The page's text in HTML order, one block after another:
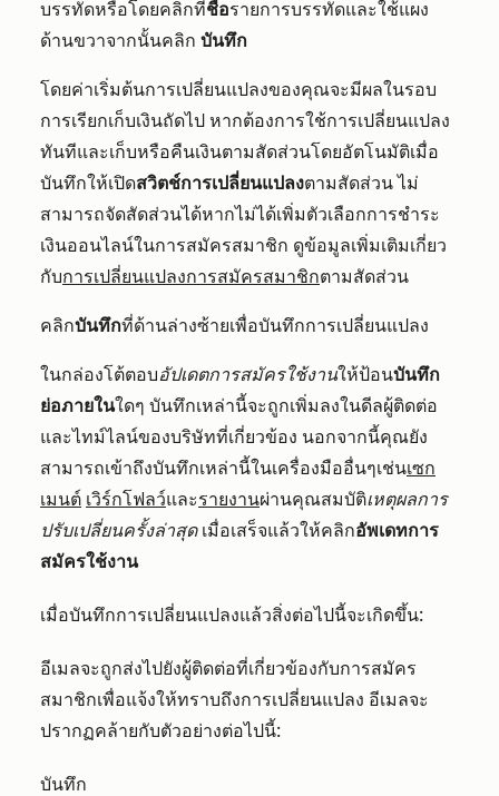
บรรทัดหรือโดยคลิกที่ชื่อรายการบรรทัดและใช้แผง
ด้านขวาจากนั้นคลิก บันทึก
โดยค่าเริ่มต้นการเปลี่ยนแปลงของคุณจะมีผลในรอบ
การเรียกเก็บเงินถัดไป หากต้องการใช้การเปลี่ยนแปลง
ทันทีและเก็บหรือคืนเงินตามสัดส่วนโดยอัตโนมัติเมื่อ
บันทึกให้เปิดสวิตช์การเปลี่ยนแปลงตามสัดส่วน ไม่
สามารถจัดสัดส่วนได้หากไม่ได้เพิ่มตัวเลือกการชำระ
เงินออนไลน์ในการสมัครสมาชิก ดูข้อมูลเพิ่มเติมเกี่ยว
กับการเปลี่ยนแปลงการสมัครสมาชิกตามสัดส่วน
คลิกบันทึกที่ด้านล่างซ้ายเพื่อบันทึกการเปลี่ยนแปลง
ในกล่องโต้ตอบอัปเดตการสมัครใช้งานให้ป้อนบันทึก
ย่อภายในใดๆ บันทึกเหล่านี้จะถูกเพิ่มลงในดีลผู้ติดต่อ
และไทม์ไลน์ของบริษัทที่เกี่ยวข้อง นอกจากนี้คุณยัง
สามารถเข้าถึงบันทึกเหล่านี้ในเครื่องมืออื่นๆเช่นเซก
เมนต์ เวิร์กโฟลว์และรายงานผ่านคุณสมบัติเหตุผลการ
ปรับเปลี่ยนครั้งล่าสุดเมื่อเสร็จแล้วให้คลิกอัพเดทการ
สมัครใช้งาน
เมื่อบันทึกการเปลี่ยนแปลงแล้วสิ่งต่อไปนี้จะเกิดขึ้น:
อีเมลจะถูกส่งไปยังผู้ติดต่อที่เกี่ยวข้องกับการสมัคร
สมาชิกเพื่อแจ้งให้ทราบถึงการเปลี่ยนแปลง อีเมลจะ
ปรากฏคล้ายกับตัวอย่างต่อไปนี้:
บันทึก